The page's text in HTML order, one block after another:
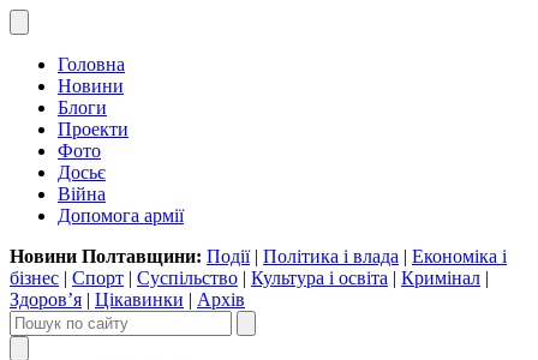
Головна
Новини
Блоги
Проекти
Фото
Досьє
Війна
Допомога армії
Новини Полтавщини: Події| Політика і влада | Економіка і
бізнес | Спорт | Суспільство | Культура і освіта | Кримінал |
Здоров’я | Цікавинки | Архів